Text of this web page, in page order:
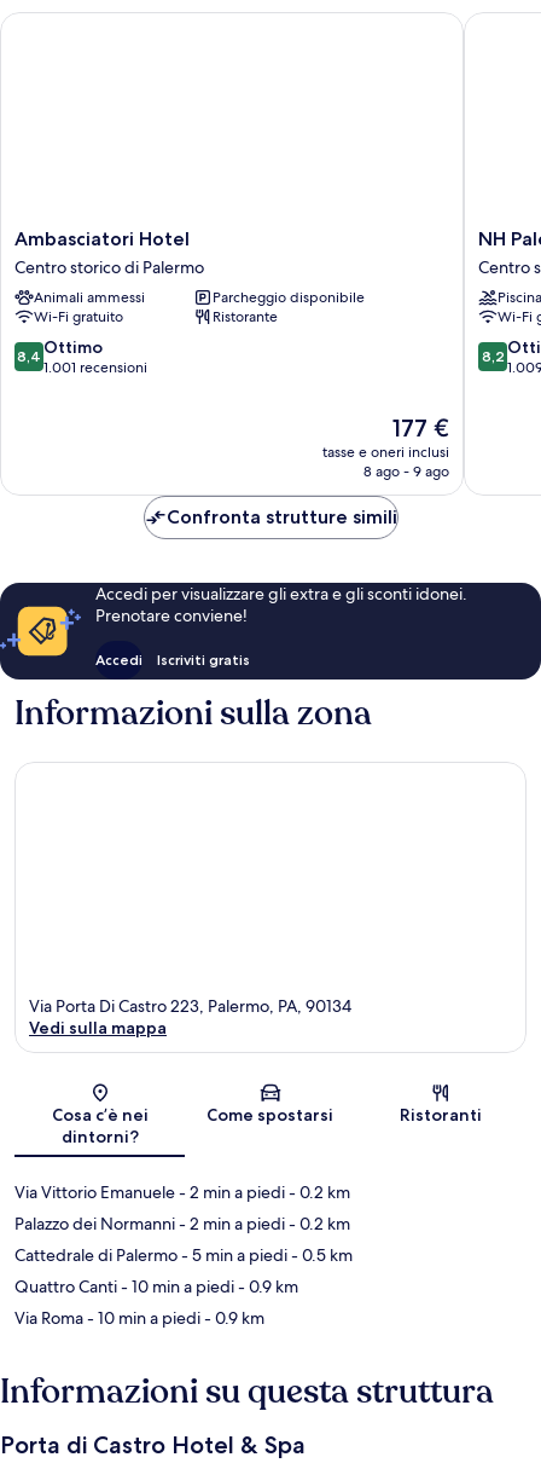
Ambasciatori
Hotel
Centro
storico
di
Palermo
Ambasciatori Hotel
Centro storico di Palermo
Animali ammessi
Parcheggio disponibile
Wi-Fi gratuito
Ristorante
8.4
su
8,4 Ottimo
1.001 recensioni
Il
prezzo
attuale
177 €
177 €
tasse e oneri inclusi
8 ago - 9 ago
Ambasciatori Hotel
NH
Palermo
Centro
storico
di
Palermo
NH
Centro
Piscina
Wi-Fi
8.2
su
8,2
NH
Confronta strutture simili
Accedi per visualizzare gli extra e gli sconti idonei.
Prenotare conviene!
Accedi Iscriviti gratis
Informazioni sulla zona
Mappa
Via Porta Di Castro 223, Palermo, PA, 90134
Vedi sulla mappa
Cosa c’è nei
dintorni?
Come spostarsi Ristoranti
Via Vittorio Emanuele- 2 min a piedi- 0.2 km
Palazzo dei Normanni- 2 min a piedi- 0.2 km
Cattedrale di Palermo- 5 min a piedi- 0.5 km
Quattro Canti- 10 min a piedi- 0.9 km
Via Roma- 10 min a piedi- 0.9 km
Informazioni su questa struttura
Porta di Castro Hotel & Spa